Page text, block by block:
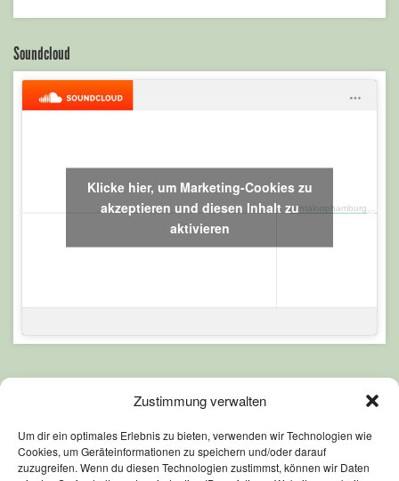
Zustimmung verwalten
Um dir ein optimales Erlebnis zu bieten, verwenden wir Technologien wie
Cookies, um Geräteinformationen zu speichern und/oder darauf
zuzugreifen. Wenn du diesen Technologien zustimmst, können wir Daten
Soundcloud
Klicke hier, um Marketing-Cookies zu
akzeptieren und diesen Inhalt zu
aktivieren